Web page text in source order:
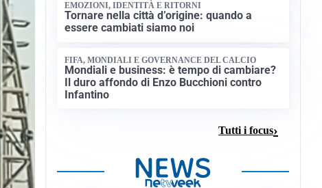
EMOZIONI, IDENTITÀ E RITORNI
Tornare nella città d’origine: quando a
essere cambiati siamo noi
FIFA, MONDIALI E GOVERNANCE DEL CALCIO
Mondiali e business: è tempo di cambiare?
Il duro affondo di Enzo Bucchioni contro
Infantino
Tutti i focus